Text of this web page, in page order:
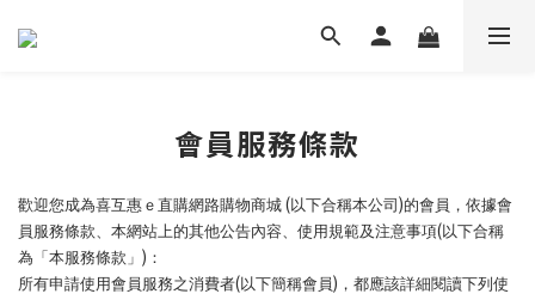
會員服務條款
歡迎您成為喜互惠ｅ直購網路購物商城 (以下合稱本公司 )的會員，依據會
員服務條款、本網站上的其他公告內容、使用規範及注意事項(以下合稱
為「本服務條款」 ) ：
所有申請使用會員服務之消費者(以下簡稱會員) ，都應該詳細閱讀下列使